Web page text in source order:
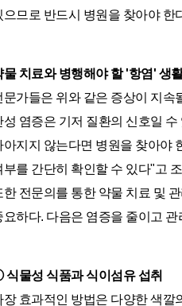
으므로 반드시 병원을 찾아야 한
물 치료와 병행해야 할 '항염' 생
문가들은 위와 같은 증상이 지속
성 염증은 기저 질환의 신호일
아지지 않는다면 병원을 찾아야
부를 간단히 확인할 수 있다"고
한 전문의를 통한 약물 치료 및
요하다. 다음은 염증을 줄이고
물성 식품과 식이섬유 섭취
장 효과적인 방법은 다양한 색깔